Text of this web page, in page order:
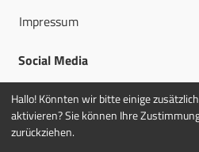
Impressum
Social Media
Hallo! Könnten wir bitte einige
aktivieren? Sie können Ihre
zurückziehen.